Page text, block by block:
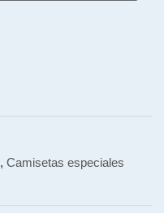
, Camisetas especiales